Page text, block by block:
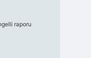
raporu